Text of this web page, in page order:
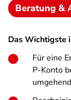
Beratung &
Das Wichtigste
Für eine
P-Konto